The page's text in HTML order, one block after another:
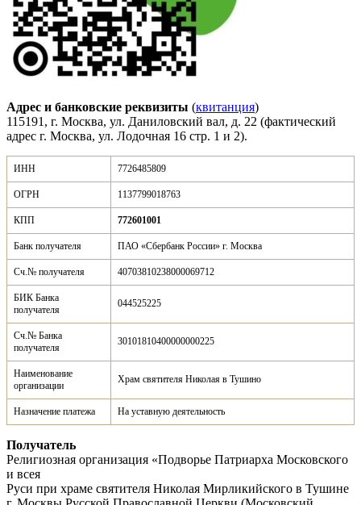
Адрес и банковские реквизиты (квитанция)
115191, г. Москва, ул. Даниловский вал, д. 22 (фактический
адрес г. Москва, ул. Лодочная 16 стр. 1 и 2).
ИНН 7726485809
ОГРН 1137799018763
КПП 772601001
Банк получателя ПАО «Сбербанк России» г. Москва
Сч.№ получателя 40703810238000069712
БИК Банка
получателя
044525225
Сч.№ Банка
получателя
30101810400000000225
Наименование
организации
Храм святителя Николая в Тушино
Назначение платежа На уставную деятельность
Получатель
Религиозная организация «Подворье Патриарха Московского
и всея
Руси при храме святителя Николая Мирликийского в Тушине